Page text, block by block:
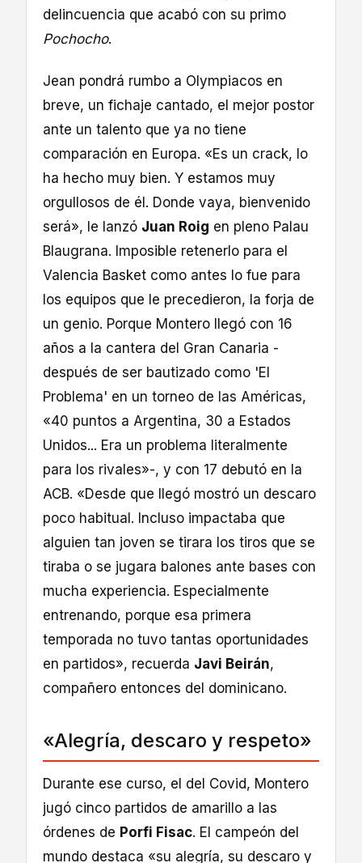
delincuencia que acabó con su primo
Pochocho.
Jean pondrá rumbo a Olympiacos en
breve, un fichaje cantado, el mejor postor
ante un talento que ya no tiene
comparación en Europa. «Es un crack, lo
ha hecho muy bien. Y estamos muy
orgullosos de él. Donde vaya, bienvenido
será», le lanzó Juan Roig en pleno Palau
Blaugrana. Imposible retenerlo para el
Valencia Basket como antes lo fue para
los equipos que le precedieron, la forja de
un genio. Porque Montero llegó con 16
años a la cantera del Gran Canaria -
después de ser bautizado como 'El
Problema' en un torneo de las Américas,
«40 puntos a Argentina, 30 a Estados
Unidos... Era un problema literalmente
para los rivales»-, y con 17 debutó en la
ACB. «Desde que llegó mostró un descaro
poco habitual. Incluso impactaba que
alguien tan joven se tirara los tiros que se
tiraba o se jugara balones ante bases con
mucha experiencia. Especialmente
entrenando, porque esa primera
temporada no tuvo tantas oportunidades
en partidos», recuerda Javi Beirán,
compañero entonces del dominicano.
«Alegría, descaro y respeto»
Durante ese curso, el del Covid, Montero
jugó cinco partidos de amarillo a las
órdenes de Porfi Fisac. El campeón del
mundo destaca «su alegría, su descaro y